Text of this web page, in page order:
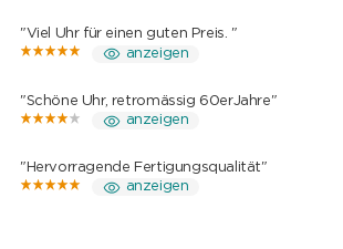
"Viel Uhr für einen guten Preis. "
anzeigen
"Schöne Uhr, retromässig 60erJahre"
anzeigen
"Hervorragende Fertigungsqualität"
anzeigen